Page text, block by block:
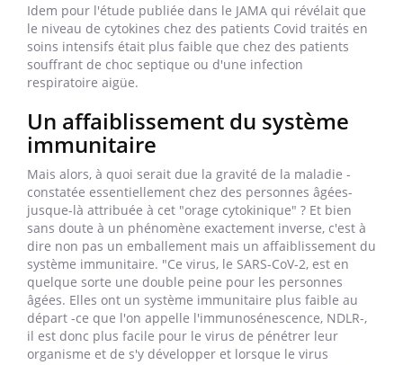
Idem pour l'étude publiée dans le JAMA qui révélait que
le niveau de cytokines chez des patients Covid traités en
soins intensifs était plus faible que chez des patients
souffrant de choc septique ou d'une infection
respiratoire aigüe.
Un affaiblissement du système
immunitaire
Mais alors, à quoi serait due la gravité de la maladie -
constatée essentiellement chez des personnes âgées-
jusque-là attribuée à cet "orage cytokinique" ? Et bien
sans doute à un phénomène exactement inverse, c'est à
dire non pas un emballement mais un affaiblissement du
système immunitaire. "Ce virus, le SARS-CoV-2, est en
quelque sorte une double peine pour les personnes
âgées. Elles ont un système immunitaire plus faible au
départ -ce que l'on appelle l'immunosénescence, NDLR-,
il est donc plus facile pour le virus de pénétrer leur
organisme et de s'y développer et lorsque le virus